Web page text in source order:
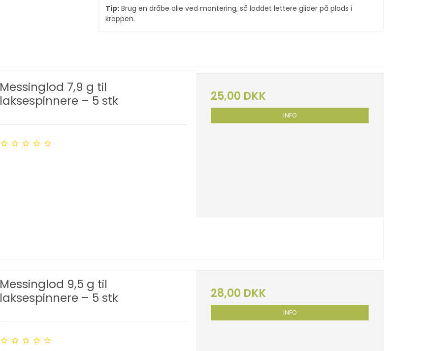
Tip: Brug en dråbe olie ved montering, så loddet lettere glider på plads i
kroppen.
Messinglod 7,9 g til
laksespinnere – 5 stk
25,00 DKK
INFO
Messinglod 9,5 g til
laksespinnere – 5 stk
28,00 DKK
INFO